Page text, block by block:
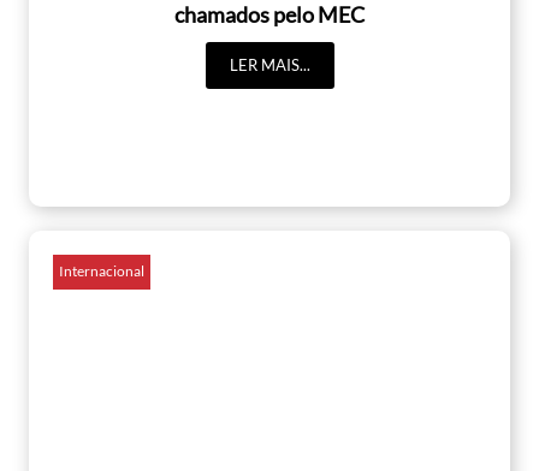
chamados pelo MEC
LER MAIS...
Internacional